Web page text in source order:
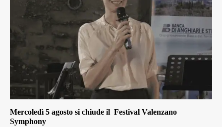
Mercoledì 5 agosto si chiude il Festival Valenzano
Symphony